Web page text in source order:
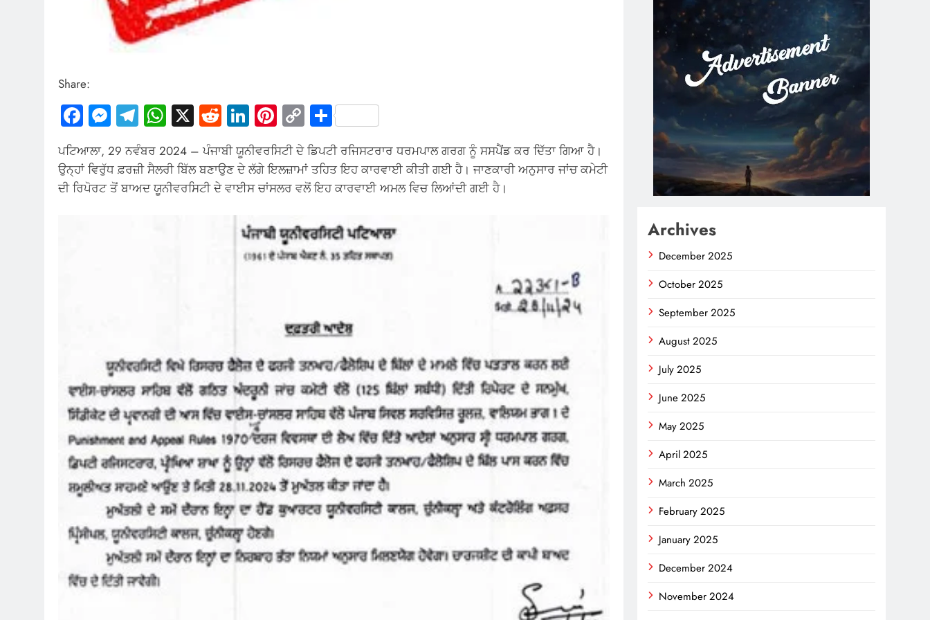
Share:
Facebook
Messenger
Telegram
WhatsApp
X RedditLinkedIn
Pinterest
Copy
Link
Share
ਪਟਿਆਲਾ, 29 ਨਵੰਬਰ 2024 – ਪੰਜਾਬੀ ਯੂਨੀਵਰਸਿਟੀ ਦੇ ਡਿਪਟੀ ਰਜਿਸਟਰਾਰ ਧਰਮਪਾਲ ਗਰਗ ਨੂੰ ਸਸਪੈਂਡ ਕਰ ਦਿੱਤਾ ਗਿਆ ਹੈ।
ਉਨ੍ਹਾਂ ਵਿਰੁੱਧ ਫ਼ਰਜ਼ੀ ਸੈਲਰੀ ਬਿੱਲ ਬਣਾਉਣ ਦੇ ਲੱਗੇ ਇਲਜ਼ਾਮਾਂ ਤਹਿਤ ਇਹ ਕਾਰਵਾਈ ਕੀਤੀ ਗਈ ਹੈ। ਜਾਣਕਾਰੀ ਅਨੁਸਾਰ ਜਾਂਚ ਕਮੇਟੀ
ਦੀ ਰਿਪੋਰਟ ਤੋਂ ਬਾਅਦ ਯੂਨੀਵਰਸਿਟੀ ਦੇ ਵਾਈਸ ਚਾਂਸਲਰ ਵਲੋਂ ਇਹ ਕਾਰਵਾਈ ਅਮਲ ਵਿਚ ਲਿਆਂਦੀ ਗਈ ਹੈ।
Archives
December 2025
October 2025
September 2025
August 2025
July 2025
June 2025
May 2025
April 2025
March 2025
February 2025
January 2025
December 2024
November 2024